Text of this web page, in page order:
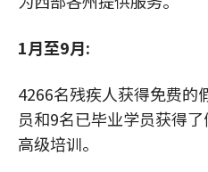
1月至9月:
4266名残疾人获得免费的
员和9名已毕业学员获得
高级培训。